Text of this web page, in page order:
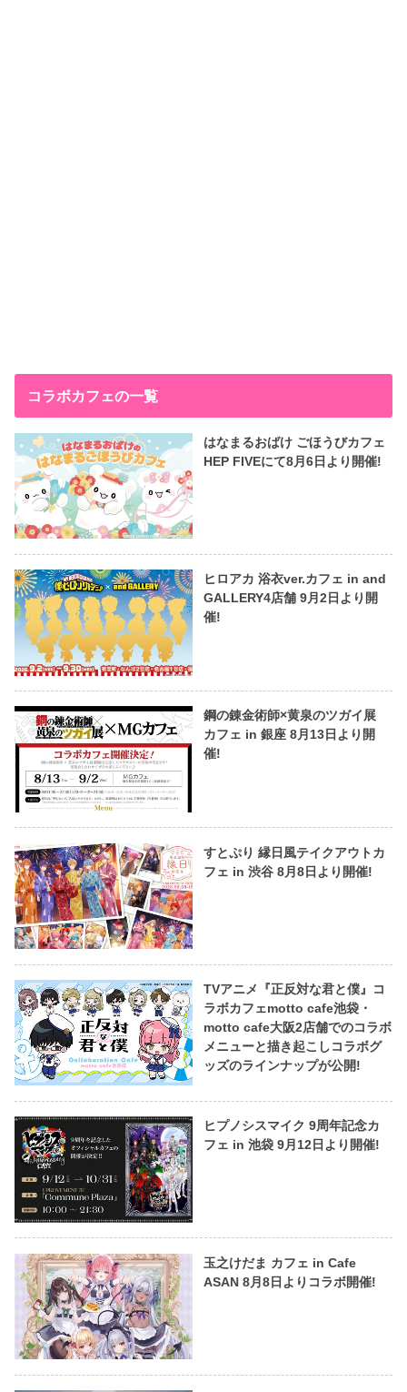
コラボカフェの一覧
はなまるおばけ ごほうびカフェ
HEP FIVEにて8月6日より開催!
ヒロアカ 浴衣ver.カフェ in and
GALLERY4店舗 9月2日より開
催!
鋼の錬金術師×黄泉のツガイ展
カフェ in 銀座 8月13日より開
催!
すとぷり 縁日風テイクアウトカ
フェ in 渋谷 8月8日より開催!
TVアニメ『正反対な君と僕』コ
ラボカフェmotto cafe池袋・
motto cafe大阪2店舗でのコラボ
メニューと描き起こしコラボグ
ッズのラインナップが公開!
ヒプノシスマイク 9周年記念カ
フェ in 池袋 9月12日より開催!
玉之けだま カフェ in Cafe
ASAN 8月8日よりコラボ開催!